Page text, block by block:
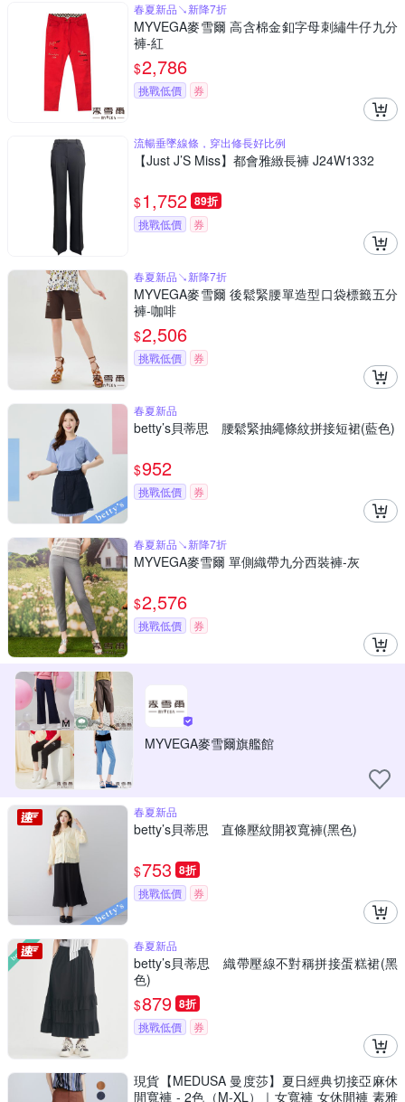
春夏新品↘新降7折
MYVEGA麥雪爾 高含棉金釦字母刺繡牛仔九分
褲-紅
$2,786
挑戰低價 券
流暢垂墜線條，穿出修長好比例
【Just J’S Miss】都會雅緻長褲 J24W1332
$1,752 89折
挑戰低價 券
春夏新品↘新降7折
MYVEGA麥雪爾 後鬆緊腰單造型口袋標籤五分
褲-咖啡
$2,506
挑戰低價 券
春夏新品
betty’s貝蒂思 腰鬆緊抽繩條紋拼接短裙(藍色)
$952
挑戰低價 券
春夏新品↘新降7折
MYVEGA麥雪爾 單側織帶九分西裝褲-灰
$2,576
挑戰低價 券
MYVEGA麥雪爾旗艦館
春夏新品
betty’s貝蒂思 直條壓紋開衩寬褲(黑色)
$753 8折
挑戰低價 券
春夏新品
betty’s貝蒂思 織帶壓線不對稱拼接蛋糕裙(黑
色)
$879 8折
挑戰低價 券
現貨【MEDUSA 曼度莎】夏日經典切接亞麻休
閒寬褲 - 2色（M-XL）｜女寬褲 女休閒褲 素雅